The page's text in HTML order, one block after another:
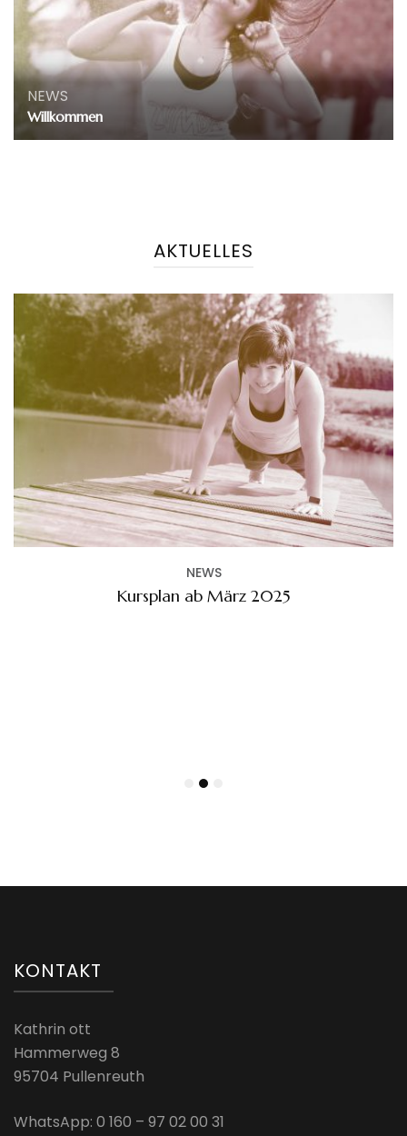
NEWS
Willkommen
AKTUELLES
NEWS
Kursplan ab März 2025
KONTAKT
Kathrin ott
Hammerweg 8
95704 Pullenreuth
WhatsApp: 0 160 – 97 02 00 31